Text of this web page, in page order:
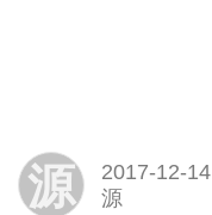
源
2017-12-14
源